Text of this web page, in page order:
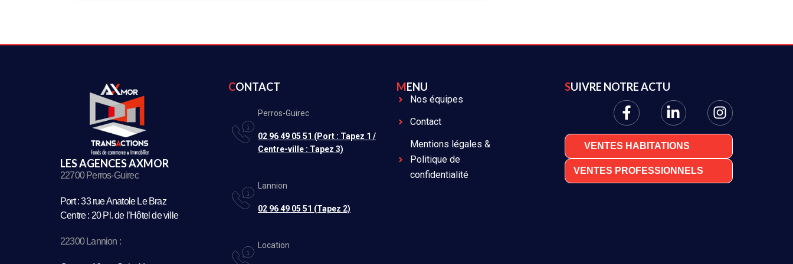
LES AGENCES AXMOR
22700 Perros-Guirec
Port : 33 rue Anatole Le Braz
Centre : 20 Pl. de l’Hôtel de ville
22300 Lannion :
CONTACT
Perros-Guirec
02 96 49 05 51 (Port : Tapez 1 /
Centre-ville : Tapez 3)
Lannion
02 96 49 05 51 (Tapez 2)
Location
MENU
Nos équipes
Contact
Mentions légales &
Politique de
confidentialité
SUIVRE NOTRE ACTU
VENTES HABITATIONS
VENTES PROFESSIONNELS